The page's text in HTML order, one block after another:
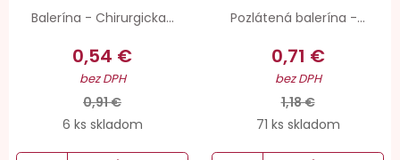
Balerína - Chirurgicka...
0,54 €
bez DPH
0,91 €
6 ks skladom
Pozlátená balerína -...
0,71 €
bez DPH
1,18 €
71 ks skladom